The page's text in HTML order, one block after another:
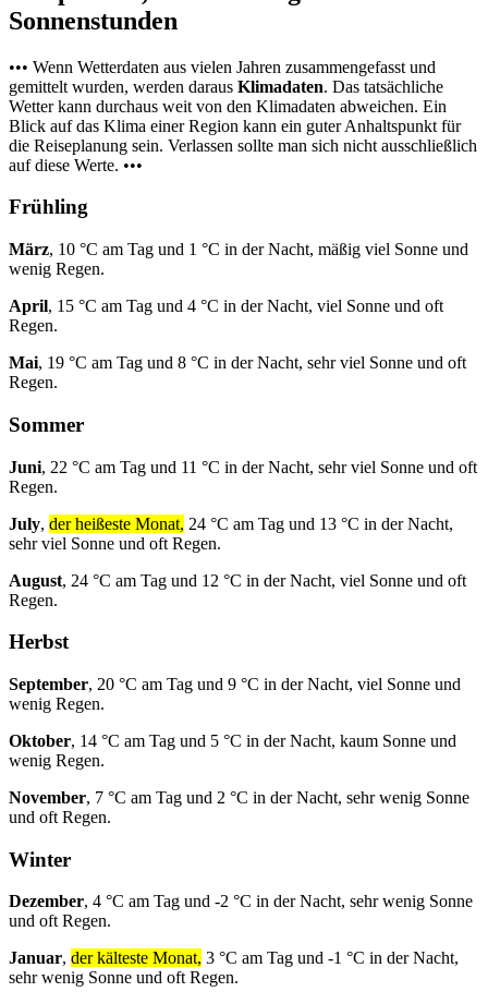
Sonnenstunden
••• Wenn Wetterdaten aus vielen Jahren zusammengefasst und
gemittelt wurden, werden daraus Klimadaten. Das tatsächliche
Wetter kann durchaus weit von den Klimadaten abweichen. Ein
Blick auf das Klima einer Region kann ein guter Anhaltspunkt für
die Reiseplanung sein. Verlassen sollte man sich nicht ausschließlich
auf diese Werte. •••
Frühling
März, 10 °C am Tag und 1 °C in der Nacht, mäßig viel Sonne und
wenig Regen.
April, 15 °C am Tag und 4 °C in der Nacht, viel Sonne und oft
Regen.
Mai, 19 °C am Tag und 8 °C in der Nacht, sehr viel Sonne und oft
Regen.
Sommer
Juni, 22 °C am Tag und 11 °C in der Nacht, sehr viel Sonne und oft
Regen.
July, der heißeste Monat, 24 °C am Tag und 13 °C in der Nacht,
sehr viel Sonne und oft Regen.
August, 24 °C am Tag und 12 °C in der Nacht, viel Sonne und oft
Regen.
Herbst
September, 20 °C am Tag und 9 °C in der Nacht, viel Sonne und
wenig Regen.
Oktober, 14 °C am Tag und 5 °C in der Nacht, kaum Sonne und
wenig Regen.
November, 7 °C am Tag und 2 °C in der Nacht, sehr wenig Sonne
und oft Regen.
Winter
Dezember, 4 °C am Tag und -2 °C in der Nacht, sehr wenig Sonne
und oft Regen.
Januar, der kälteste Monat, 3 °C am Tag und -1 °C in der Nacht,
sehr wenig Sonne und oft Regen.